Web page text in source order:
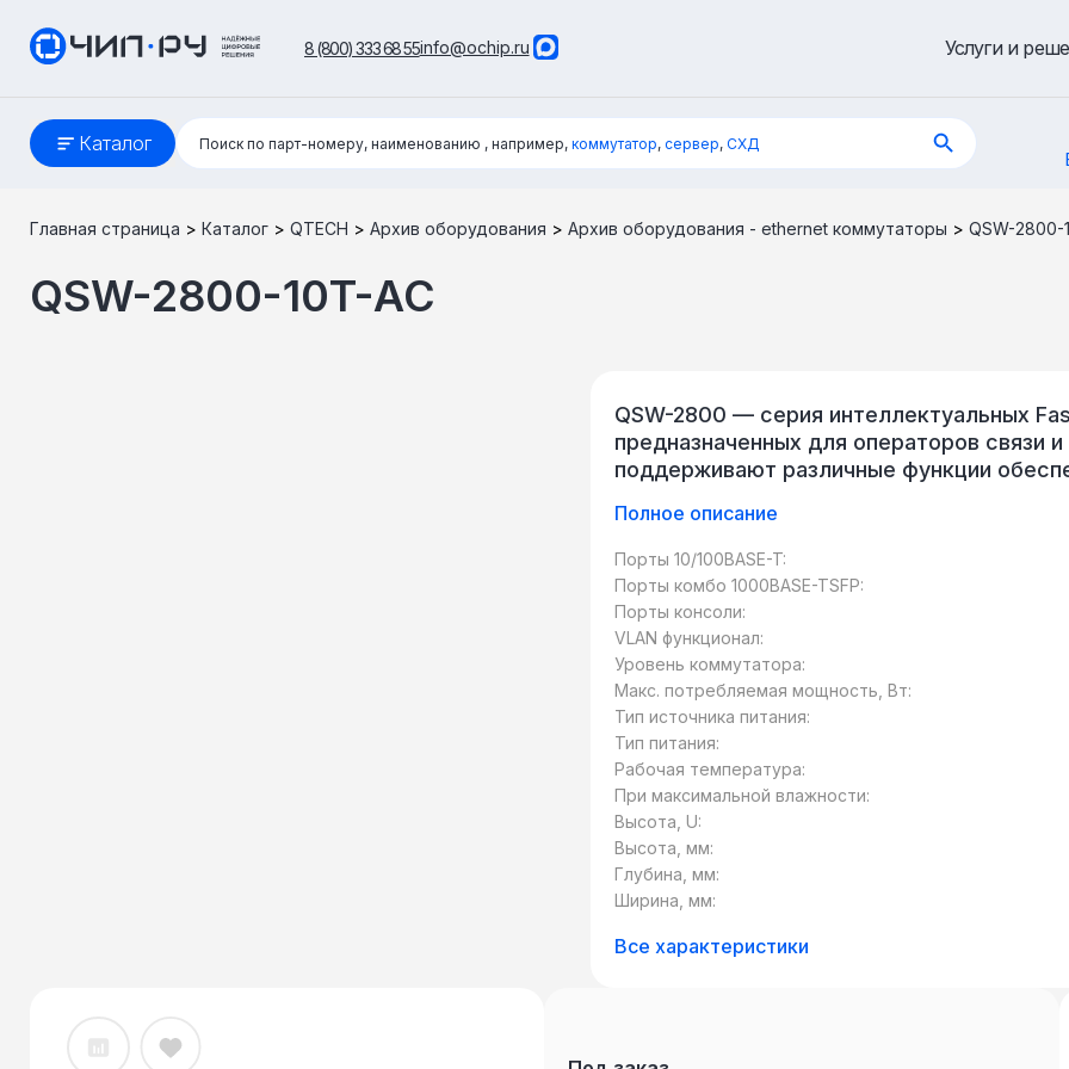
Услуги и
8 (800) 333 68 55info@ochip.ru
Каталог
Поиск:
Поиск по парт-номеру, наименованию , например, коммутатор, сервер, СХД
Главная страница > Каталог > QTECH > Архив оборудования > Архив оборудования - ethernet коммутаторы > QSW-2800-
QSW-2800-10T-AC
QSW-2800 — серия интеллектуальных
предназначенных для операторов связи
поддерживают различные функции
д.), протокол защиты от колец Ethernet
способностью, интеллектуальный
услуги класса triple-play, которые
связи или городских сетей.
обладают портами 10/100 Мбит для
Мбит для подключения к магистральной
могут быть развернуты в различных
устройства, в корпоративных сетях,
сетях для подключения конечных
устройств 10/100 Мбит соединениями.
Полное описание
Порты 10/100BASE-T:
Порты комбо 1000BASE-TSFP:
Порты консоли:
VLAN функционал:
Уровень коммутатора:
Макс. потребляемая мощность, Вт:
Тип источника питания:
Тип питания:
Рабочая температура:
При максимальной влажности:
Высота, U:
Высота, мм:
Глубина, мм:
Ширина, мм:
Все характеристики